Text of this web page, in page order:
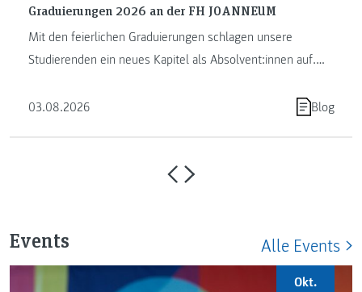
Graduierungen 2026 an der FH JOANNEUM
Mit den feierlichen Graduierungen schlagen unsere
Studierenden ein neues Kapitel als Absolvent:innen auf.
03.08.2026
Blog
Events Alle Events
Okt.